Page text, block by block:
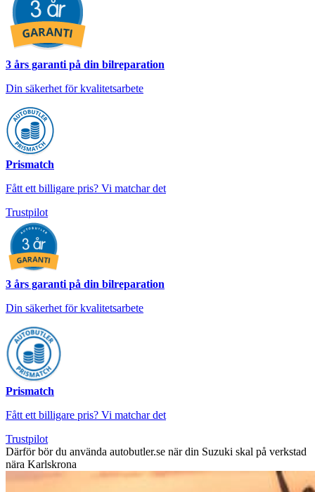
3 års garanti på din bilreparation
Din säkerhet för kvalitetsarbete
Prismatch
Fått ett billigare pris? Vi matchar det
Trustpilot
3 års garanti på din bilreparation
Din säkerhet för kvalitetsarbete
Prismatch
Fått ett billigare pris? Vi matchar det
Trustpilot
Därför bör du använda autobutler.se när din Suzuki skal på verkstad
nära Karlskrona